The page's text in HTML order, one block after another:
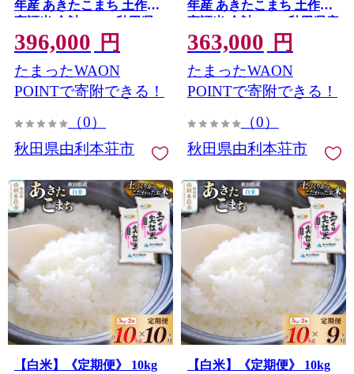
年産 あきたこまち 土作り
実証米 合計120kg 秋田県
産 秋田県由利本荘市
396,000 円
たまったWAON
POINTで寄附できる！
（0）
秋田県由利本荘市
年産 あきたこまち 土作り
実証米 合計110kg 秋田県産
秋田県由利本荘市
363,000 円
たまったWAON
POINTで寄附できる！
（0）
秋田県由利本荘市
【白米】《定期便》 10kg
【白米】《定期便》 10kg